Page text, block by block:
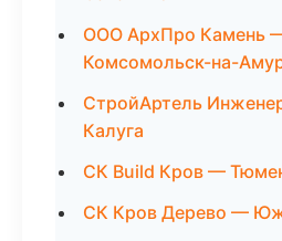
ООО АрхПро Камень
Комсомольск-на-
СтройАртель
Калуга
СК Build Кров —
СК Кров Дерево —